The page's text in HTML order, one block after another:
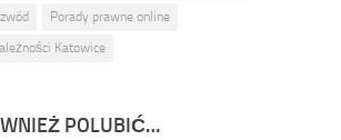
Porady prawne online
Katowice
POLUBIĆ…